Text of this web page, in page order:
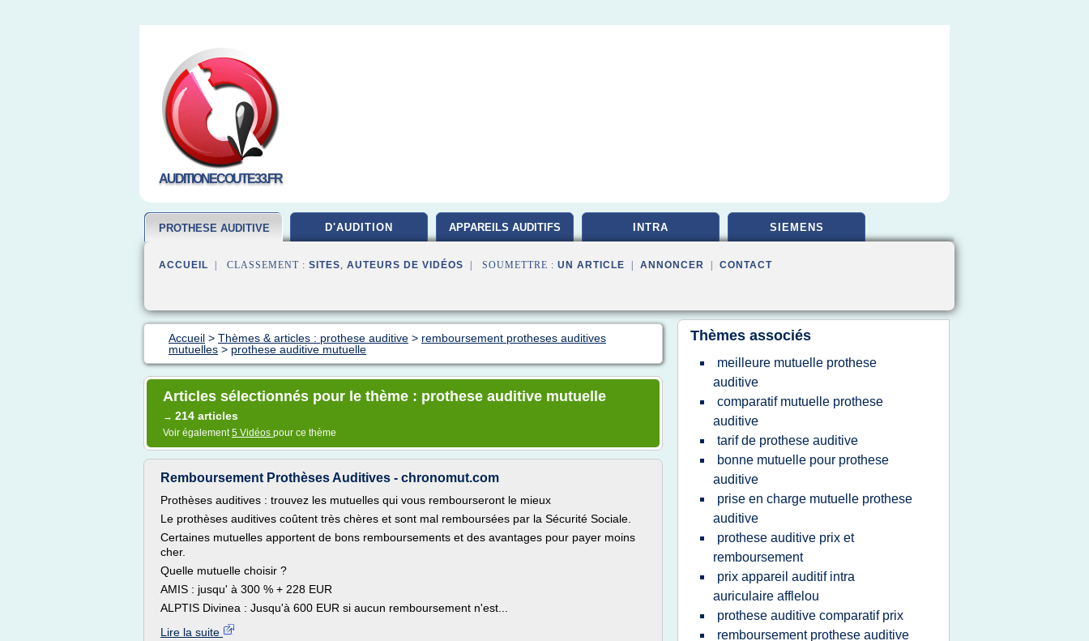
AUDITIONECOUTE33.FR
PROTHESE AUDITIVE D'AUDITION APPAREILS AUDITIFS INTRA SIEMENS
ACCUEIL | CLASSEMENT : SITES, AUTEURS DE VIDÉOS | SOUMETTRE : UN ARTICLE ANNONCER CONTACT
Accueil > Thèmes & articles : prothese auditive > remboursement protheses auditives
mutuelles > prothese auditive mutuelle
Articles sélectionnés pour le thème : prothese auditive mutuelle
→ 214 articles
Voir également5 Vidéos pour ce thème
Remboursement Prothèses Auditives - chronomut.com
Prothèses auditives : trouvez les mutuelles qui vous rembourseront le mieux
Le prothèses auditives coûtent très chères et sont mal remboursées par la Sécurité Sociale.
Certaines mutuelles apportent de bons remboursements et des avantages pour payer moins
cher.
Quelle mutuelle choisir ?
AMIS : jusqu' à 300 % + 228 EUR
ALPTIS Divinea : Jusqu'à 600 EUR si aucun remboursement n'est...
Lire la suite
Thèmes associés
meilleure mutuelle prothese
auditive
comparatif mutuelle prothese
auditive
tarif de prothese auditive
bonne mutuelle pour prothese
auditive
prise en charge mutuelle prothese
auditive
prothese auditive prix et
remboursement
prix appareil auditif intra
auriculaire afflelou
prothese auditive comparatif prix
remboursement prothese auditive